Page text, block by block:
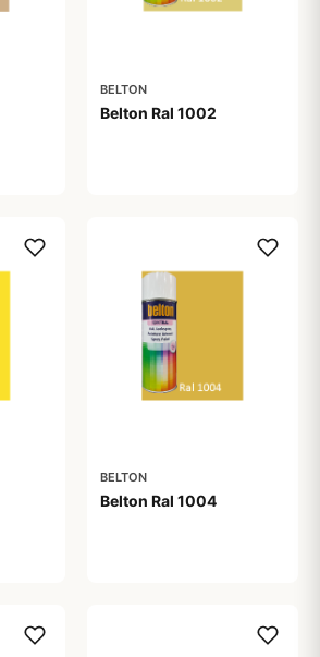
BELTON
Belton Ral 1002
BELTON
Belton Ral 1004